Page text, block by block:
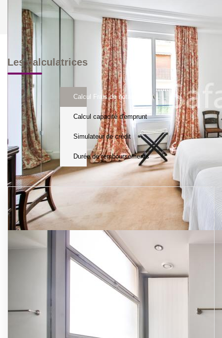
Les calculatrices
Calcul Frais de notaire
Calcul capacité d'emprunt
Simulateur de crédit
Durée de remboursements